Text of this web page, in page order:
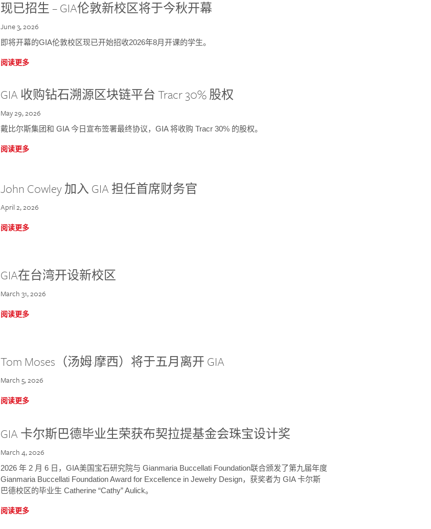
现已招生 – GIA伦敦新校区将于今秋开幕
June 3, 2026
即将开幕的GIA伦敦校区现已开始招收2026年8月开课的学生。
阅读更多
GIA 收购钻石溯源区块链平台 Tracr 30% 股权
May 29, 2026
戴比尔斯集团和 GIA 今日宣布签署最终协议，GIA 将收购 Tracr 30% 的股权。
阅读更多
John Cowley 加入 GIA 担任首席财务官
April 2, 2026
阅读更多
GIA在台湾开设新校区
March 31, 2026
阅读更多
Tom Moses（汤姆·摩西）将于五月离开 GIA
March 5, 2026
阅读更多
GIA 卡尔斯巴德毕业生荣获布契拉提基金会珠宝设计奖
March 4, 2026
2026 年 2 月 6 日，GIA美国宝石研究院与 Gianmaria Buccellati Foundation联合颁发了第九届年度
Gianmaria Buccellati Foundation Award for Excellence in Jewelry Design，获奖者为 GIA 卡尔斯
巴德校区的毕业生 Catherine “Cathy” Aulick。
阅读更多